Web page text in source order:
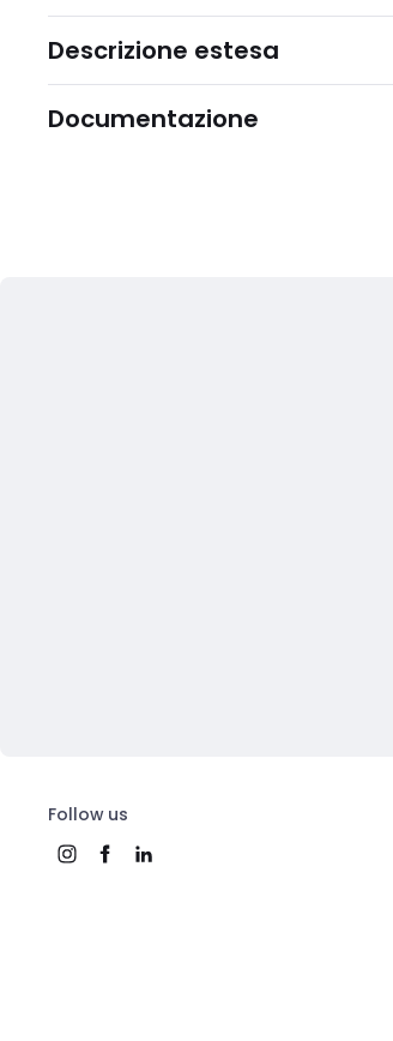
Descrizione estesa
Documentazione
Follow us